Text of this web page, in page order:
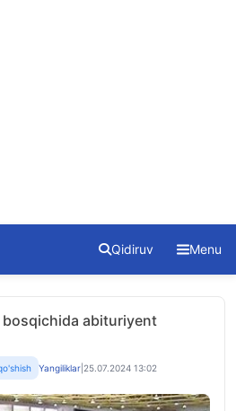
Qidiruv Menu
abituriyent
Yangiliklar 25.07.2024 13:02